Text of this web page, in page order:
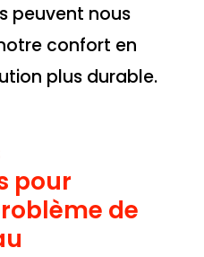
peuvent nous
confort en
plus durable.
pour
de